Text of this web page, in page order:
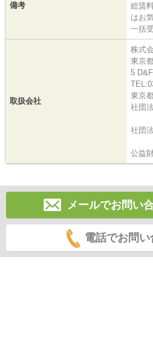
備考
総賃
はお
一括
取扱会社
株式
東京
5
東京
社団
社団
公益
メールでお問い
電話でお問